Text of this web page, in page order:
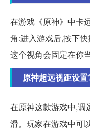
在游戏《原神》中卡
角:进入游戏后,按下快
这个视角会固定在你
原神超远视距设置
在原神这款游戏中,调
滑。玩家在游戏中可